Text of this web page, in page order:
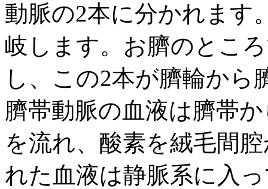
動脈の2本に分かれます
岐します。お臍のとこ
し、この2本が臍輪か
臍帯動脈の血液は臍帯
を流れ、酸素を絨毛間
れた血液は静脈系に入